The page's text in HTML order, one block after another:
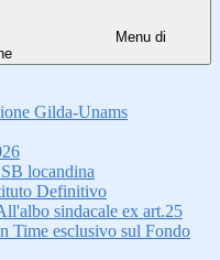
Menu di
Gilda-Unams
locandina
Definitivo
sindacale ex art.25
Time esclusivo sul Fondo